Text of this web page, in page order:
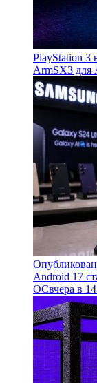
PlayStation 3
ArmSX3 для
Опубликован
Android 17
ОСвчера в